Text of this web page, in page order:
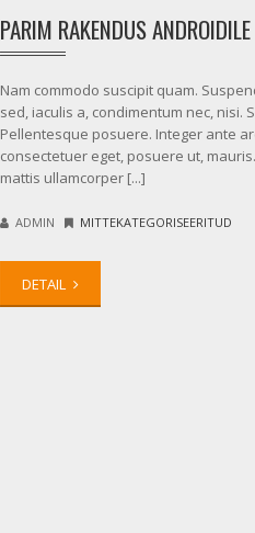
PARIM RAKENDUS ANDROIDILE
Nam commodo suscipit quam.
sed, iaculis a, condimentum nec, nisi.
Pellentesque posuere. Integer ante
consectetuer eget, posuere ut,
mattis ullamcorper [...]
ADMIN MITTEKATEGORISEERITUD
DETAIL